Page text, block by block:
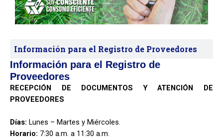
Información para el Registro de Proveedores
Información para el Registro de
Proveedores
RECEPCIÓN DE DOCUMENTOS Y ATENCIÓN DE
PROVEEDORES
Días: Lunes – Martes y Miércoles.
Horario: 7:30 a.m. a 11:30 a.m.